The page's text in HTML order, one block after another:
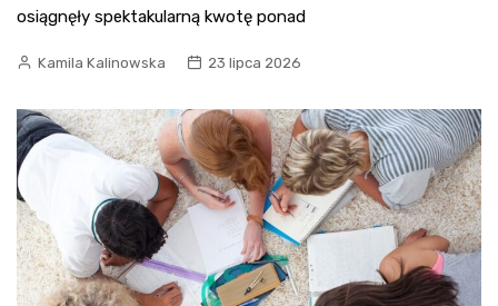
osiągnęły spektakularną kwotę ponad
Kamila Kalinowska 23 lipca 2026